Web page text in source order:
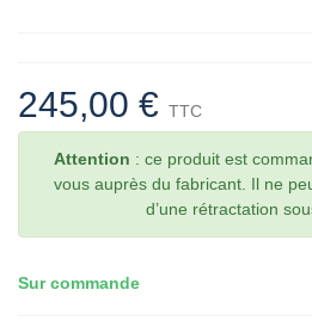
245,00 € TTC
Attention : ce produit est
vous auprès du fabricant. Il ne
d’une rétractation
Sur commande